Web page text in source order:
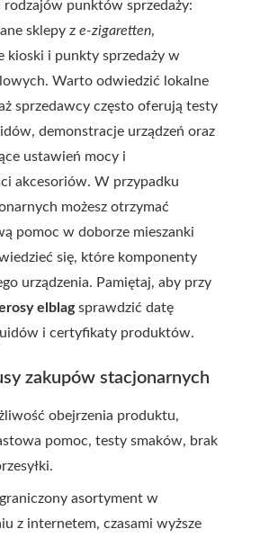
rodzajów punktów sprzedaży:
sklepy z e-zigaretten,
kioski i punkty sprzedaży w
Warto odwiedzić lokalne
sprzedawcy często oferują testy
demonstracje urządzeń oraz
ustawień mocy i
akcesoriów. W przypadku
możesz otrzymać
pomoc w doborze mieszanki
się, które komponenty
urządzenia. Pamiętaj, aby przy
elblagsprawdzić datę
i certyfikaty produktów.
zakupów stacjonarnych
obejrzenia produktu,
pomoc, testy smaków, brak
asortyment w
z internetem, czasami wyższe